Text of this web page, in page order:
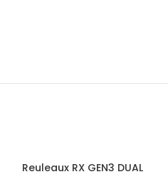
Reuleaux RX GEN3 DUAL